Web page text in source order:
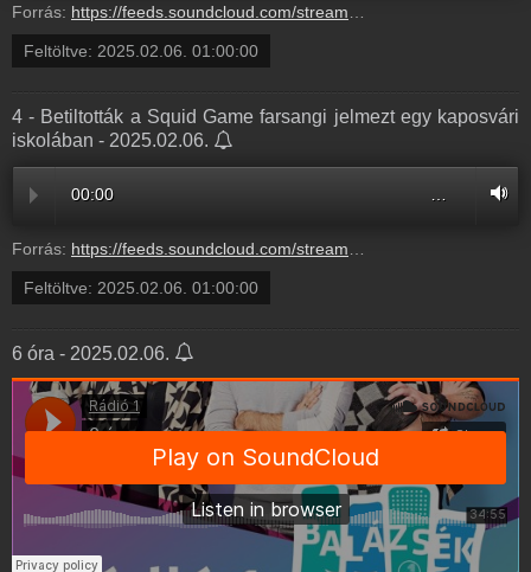
Forrás: https://feeds.soundcloud.com/stream/2027387460-radio1hungary-3-az-egyik-pillanatban-meg.mp3
Feltöltve: 2025.02.06. 01:00:00
4 - Betiltották a Squid Game farsangi jelmezt egy kaposvári
iskolában - 2025.02.06.
00:00
Forrás: https://feeds.soundcloud.com/stream/2027387452-radio1hungary-4-betiltottak-a-squid-game.mp3
Feltöltve: 2025.02.06. 01:00:00
6 óra - 2025.02.06.